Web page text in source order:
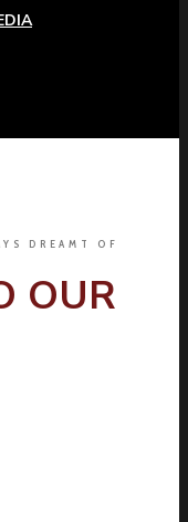
DREAMT OF
OUR